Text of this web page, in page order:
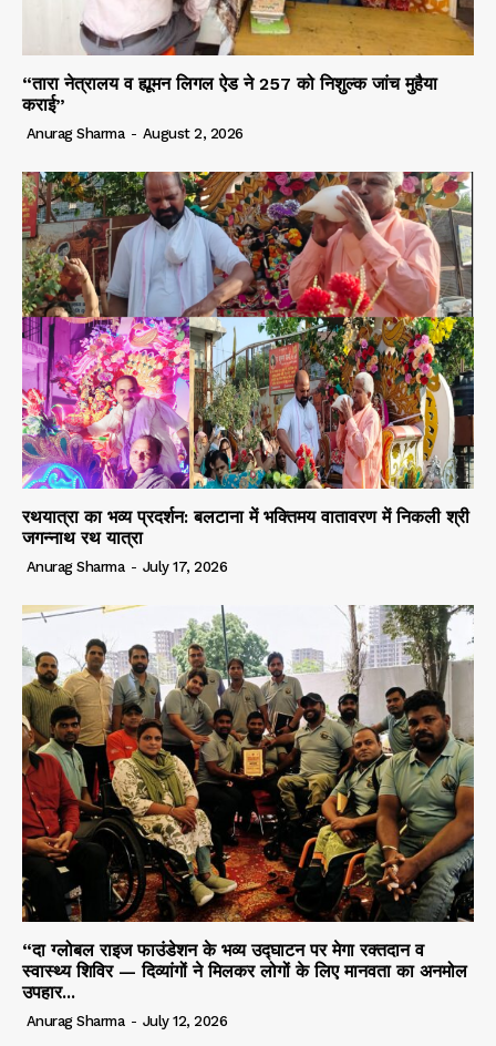
“तारा नेत्रालय व ह्यूमन लिगल ऐड ने 257 को निशुल्क जांच मुहैया
कराई”
Anurag Sharma - August 2, 2026
रथयात्रा का भव्य प्रदर्शन: बलटाना में भक्तिमय वातावरण में निकली श्री
जगन्नाथ रथ यात्रा
Anurag Sharma - July 17, 2026
“दा ग्लोबल राइज फाउंडेशन के भव्य उद्घाटन पर मेगा रक्तदान व
स्वास्थ्य शिविर — दिव्यांगों ने मिलकर लोगों के लिए मानवता का अनमोल
उपहार...
Anurag Sharma - July 12, 2026